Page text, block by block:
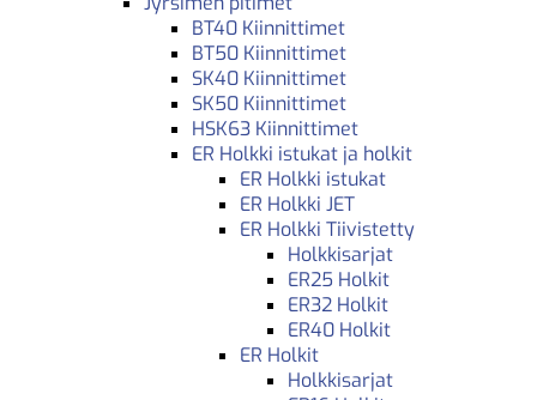
BT40 Kiinnittimet
BT50 Kiinnittimet
SK40 Kiinnittimet
SK50 Kiinnittimet
HSK63 Kiinnittimet
ER Holkki istukat ja holkit
ER Holkki istukat
ER Holkki JET
ER Holkki Tiivistetty
Holkkisarjat
ER25 Holkit
ER32 Holkit
ER40 Holkit
ER Holkit
Holkkisarjat